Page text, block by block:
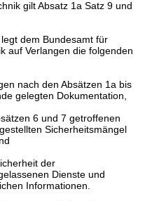
gilt Absatz 1a Satz 9 und
dem Bundesamt für
auf Verlangen die folgenden
nach den Absätzen 1a bis
gelegten Dokumentation,
6 und 7 getroffenen
Sicherheitsmängel
der
Dienste und
Informationen.